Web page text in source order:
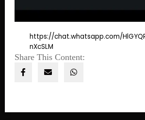
https://chat.whatsapp.com/
nXcSLM
Share This Content: